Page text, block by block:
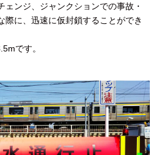
ェンジ、ジャンクションでの事故・
際に、迅速に仮封鎖することができ
です。